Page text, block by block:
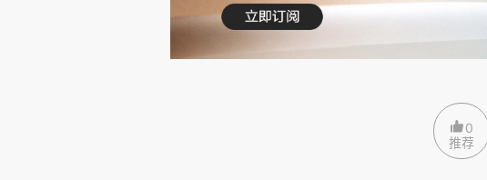
允地说，这并非是中国独有的特色景观，单边
中国人陷入了儒
方人则是陷入了(新)自由主义观念的自我(-自恋)主
0
推荐